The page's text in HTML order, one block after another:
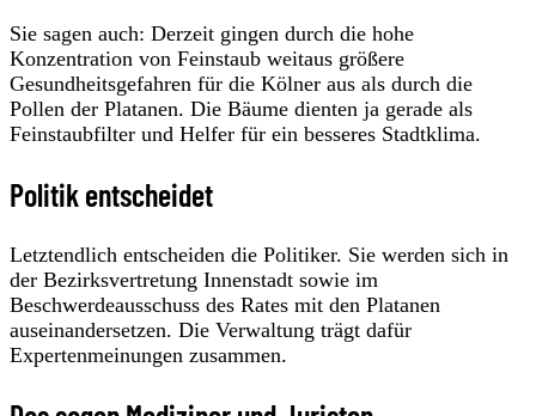
Sie sagen auch: Derzeit gingen durch die hohe
Konzentration von Feinstaub weitaus größere
Gesundheitsgefahren für die Kölner aus als durch die
Pollen der Platanen. Die Bäume dienten ja gerade als
Feinstaubfilter und Helfer für ein besseres Stadtklima.
Politik entscheidet
Letztendlich entscheiden die Politiker. Sie werden sich in
der Bezirksvertretung Innenstadt sowie im
Beschwerdeausschuss des Rates mit den Platanen
auseinandersetzen. Die Verwaltung trägt dafür
Expertenmeinungen zusammen.